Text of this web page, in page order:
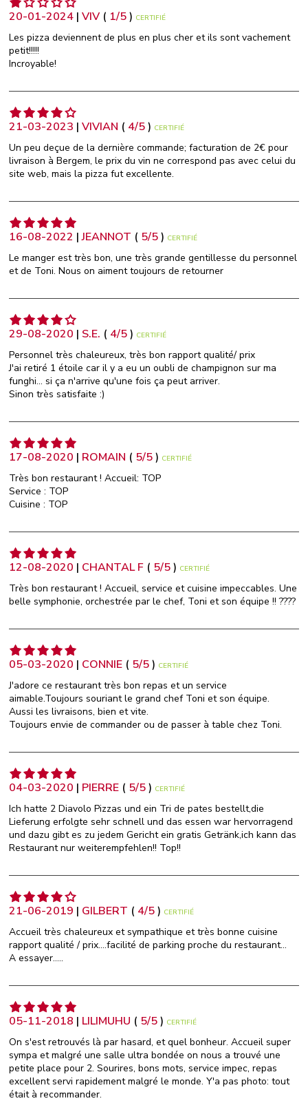
20-01-2024 |VIV ( 1/5) CERTIFIÉ
Les pizza deviennent de plus en plus cher et ils sont vachement
petit!!!!!
Incroyable!
21-03-2023 |VIVIAN ( 4/5) CERTIFIÉ
Un peu deçue de la dernière commande; facturation de 2€ pour
livraison à Bergem, le prix du vin ne correspond pas avec celui du
site web, mais la pizza fut excellente.
16-08-2022 |JEANNOT ( 5/5) CERTIFIÉ
Le manger est très bon, une très grande gentillesse du personnel
et de Toni. Nous on aiment toujours de retourner
29-08-2020 | S.E. ( 4/5) CERTIFIÉ
Personnel très chaleureux, très bon rapport qualité/ prix
J'ai retiré 1 étoile car il y a eu un oubli de champignon sur ma
funghi... si ça n'arrive qu'une fois ça peut arriver.
Sinon très satisfaite :)
17-08-2020 | ROMAIN ( 5/5) CERTIFIÉ
Très bon restaurant ! Accueil: TOP
Service : TOP
Cuisine : TOP
12-08-2020 | CHANTAL F ( 5/5) CERTIFIÉ
Très bon restaurant ! Accueil, service et cuisine impeccables. Une
belle symphonie, orchestrée par le chef, Toni et son équipe !! ????
05-03-2020 | CONNIE ( 5/5) CERTIFIÉ
J'adore ce restaurant très bon repas et un service
aimable.Toujours souriant le grand chef Toni et son équipe.
Aussi les livraisons, bien et vite.
Toujours envie de commander ou de passer à table chez Toni.
04-03-2020 | PIERRE ( 5/5) CERTIFIÉ
Ich hatte 2 Diavolo Pizzas und ein Tri de pates bestellt,die
Lieferung erfolgte sehr schnell und das essen war hervorragend
und dazu gibt es zu jedem Gericht ein gratis Getränk,ich kann das
Restaurant nur weiterempfehlen!! Top!!
21-06-2019 | GILBERT ( 4/5) CERTIFIÉ
Accueil très chaleureux et sympathique et très bonne cuisine
rapport qualité / prix....facilité de parking proche du restaurant...
A essayer.....
05-11-2018 | LILIMUHU ( 5/5) CERTIFIÉ
On s'est retrouvés là par hasard, et quel bonheur. Accueil super
sympa et malgré une salle ultra bondée on nous a trouvé une
petite place pour 2. Sourires, bons mots, service impec, repas
excellent servi rapidement malgré le monde. Y'a pas photo: tout
était à recommander.